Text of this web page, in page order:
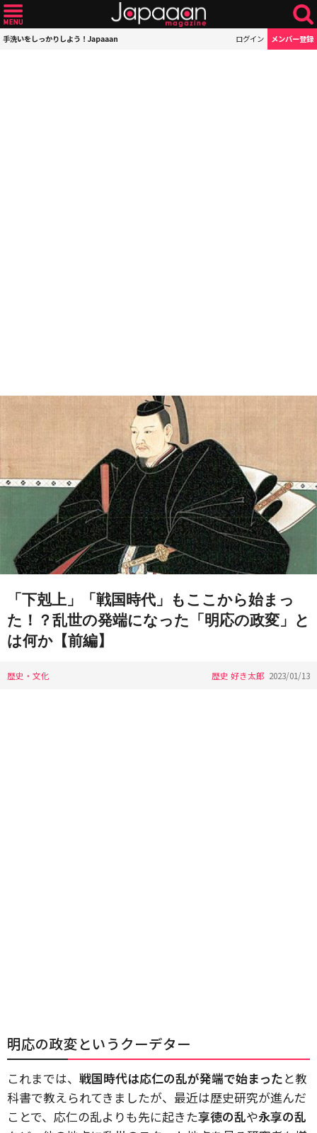
手洗いをしっかりしよう！Japaaan ログイン メンバー登録
「下剋上」「戦国時代」もここから始まっ
た！？乱世の発端になった「明応の政変」と
は何か【前編】
歴史・文化 歴史 好き太郎 2023/01/13
明応の政変というクーデター
これまでは、 戦国時代は応仁の乱が発端で始まったと教
科書で教えられてきましたが、最近は歴史研究が進んだ
ことで、応仁の乱よりも先に起きた享徳の乱や永享の乱